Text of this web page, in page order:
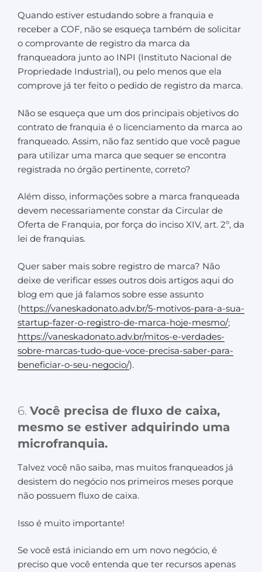
Quando estiver estudando sobre a franquia e
receber a COF, não se esqueça também de solicitar
o comprovante de registro da marca da
franqueadora junto ao INPI (Instituto Nacional de
Propriedade Industrial), ou pelo menos que ela
comprove já ter feito o pedido de registro da marca.
Não se esqueça que um dos principais objetivos do
contrato de franquia é o licenciamento da marca ao
franqueado. Assim, não faz sentido que você pague
para utilizar uma marca que sequer se encontra
registrada no órgão pertinente, correto?
Além disso, informações sobre a marca franqueada
devem necessariamente constar da Circular de
Oferta de Franquia, por força do inciso XIV, art. 2º, da
lei de franquias.
Quer saber mais sobre registro de marca? Não
deixe de verificar esses outros dois artigos aqui do
blog em que já falamos sobre esse assunto
(https://vaneskadonato.adv.br/5-motivos-para-a-sua-
startup-fazer-o-registro-de-marca-hoje-mesmo/;
https://vaneskadonato.adv.br/mitos-e-verdades-
sobre-marcas-tudo-que-voce-precisa-saber-para-
beneficiar-o-seu-negocio/).
6. Você precisa de fluxo de caixa,
mesmo se estiver adquirindo uma
microfranquia.
Talvez você não saiba, mas muitos franqueados já
desistem do negócio nos primeiros meses porque
não possuem fluxo de caixa.
Isso é muito importante!
Se você está iniciando em um novo negócio, é
preciso que você entenda que ter recursos apenas